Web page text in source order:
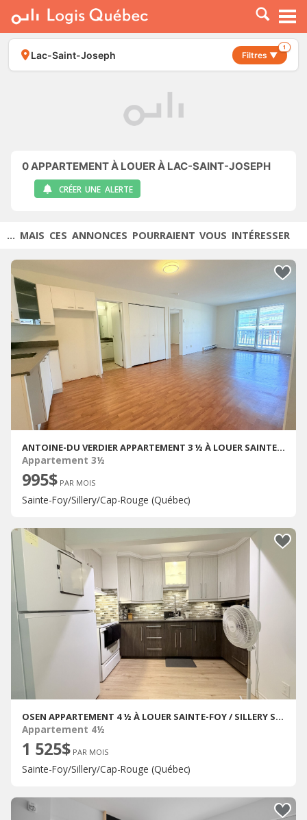
À LOUER
À VENDRE
PLACER UNE ANNONCE
Lac-Saint-Joseph Filtres ▼
1
0APPARTEMENT À LOUER À LAC-SAINT-JOSEPH
CRÉER UNE ALERTE
... MAIS CES ANNONCES POURRAIENT VOUS INTÉRESSER
ANTOINE-DU VERDIER APPARTEMENT 3 ½ À LOUER SAINTE-FOY / SILLERY AOÛT 2027
Appartement 3½
995$ PAR MOIS
Sainte-Foy/Sillery/Cap-Rouge (Québec)
OSEN APPARTEMENT 4 ½ À LOUER SAINTE-FOY / SILLERY SEPTEMBRE 2025
Appartement 4½
1 525$ PAR MOIS
Sainte-Foy/Sillery/Cap-Rouge (Québec)